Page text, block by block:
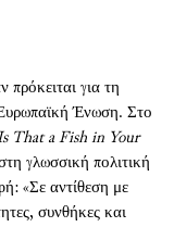
για τη
Ένωση. Στο
That a Fish in Your
γλωσσική πολιτική
«Σε αντίθεση με
συνθήκες και